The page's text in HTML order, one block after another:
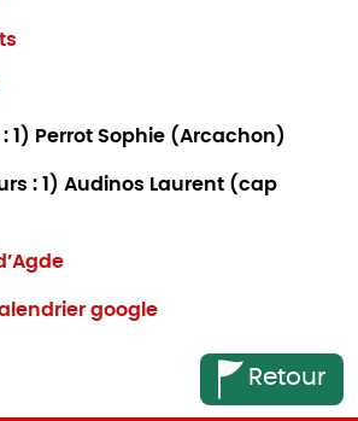
1) Perrot Sophie (Arcachon)
: 1) Audinos Laurent (cap
google
Retour